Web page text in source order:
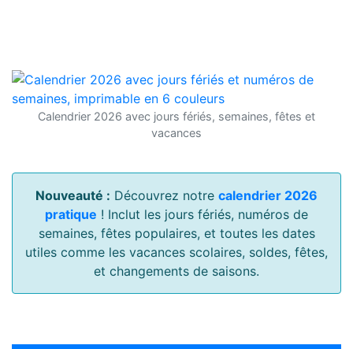
Calendrier 2026 avec jours fériés, semaines, fêtes et
vacances
Nouveauté : Découvrez notre calendrier 2026
pratique ! Inclut les jours fériés, numéros de
semaines, fêtes populaires, et toutes les dates
utiles comme les vacances scolaires, soldes, fêtes,
et changements de saisons.